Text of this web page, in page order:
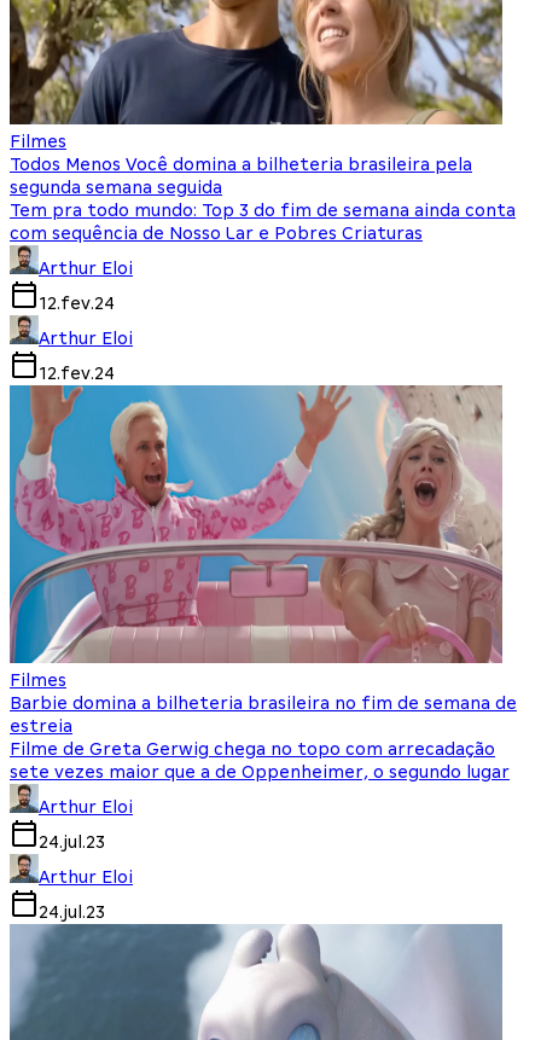
Filmes
Todos Menos Você domina a bilheteria brasileira pela
segunda semana seguida
Tem pra todo mundo: Top 3 do fim de semana ainda conta
com sequência de Nosso Lar e Pobres Criaturas
Arthur Eloi
12.fev.24
Arthur Eloi
12.fev.24
Filmes
Barbie domina a bilheteria brasileira no fim de semana de
estreia
Filme de Greta Gerwig chega no topo com arrecadação
sete vezes maior que a de Oppenheimer, o segundo lugar
Arthur Eloi
24.jul.23
Arthur Eloi
24.jul.23